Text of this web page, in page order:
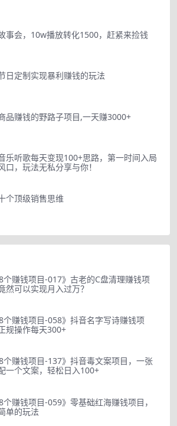
事会，10w播放转化1500，赶紧来捡钱
日定制实现暴利赚钱的玩法
品赚钱的野路子项目,一天赚3000+
乐听歌每天变现100+思路，第一时间入局
口，玩法无私分享与你！
个顶级销售思维
个赚钱项目-017》古老的C盘清理赚钱项
然可以实现月入过万？
个赚钱项目-058》抖音名字写诗赚钱项
规操作每天300+
个赚钱项目-137》抖音毒文案项目，一张
一个文案，轻松日入100+
个赚钱项目-059》零基础红海赚钱项目，
单的玩法